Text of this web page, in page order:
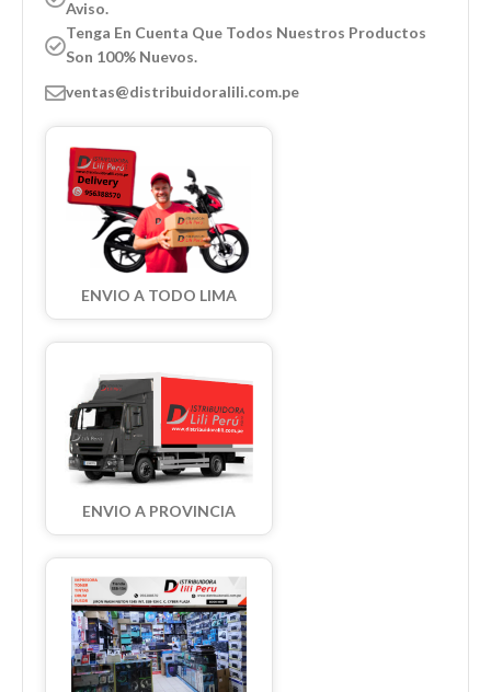
Aviso.
Tenga En Cuenta Que Todos Nuestros Productos
Son 100% Nuevos.
ventas@distribuidoralili.com.pe
ENVIO A TODO LIMA
ENVIO A PROVINCIA